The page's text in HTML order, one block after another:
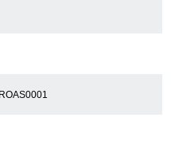
て